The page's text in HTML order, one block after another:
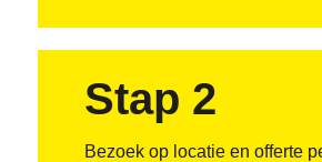
Stap 2
Bezoek op locatie en offerte